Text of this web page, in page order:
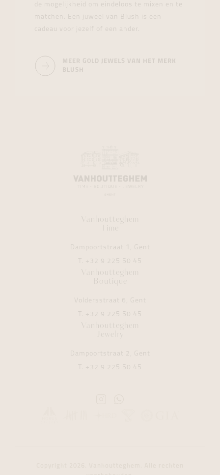
de mogelijkheid om eindeloos te mixen en te
matchen. Een juweel van Blush is een
cadeau voor jezelf of een ander.
MEER GOLD JEWELS VAN HET MERK
BLUSH
Vanhoutteghem
Time
Dampoortstraat 1, Gent
T. +32 9 225 50 45
Vanhoutteghem
Boutique
Voldersstraat 6, Gent
T. +32 9 225 50 45
Vanhoutteghem
Jewelry
Dampoortstraat 2, Gent
T. +32 9 225 50 45